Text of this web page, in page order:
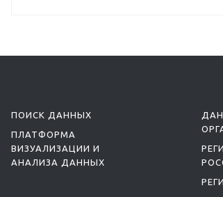
ПОИСК ДАННЫХ
ПЛАТФОРМА
ВИЗУАЛИЗАЦИИ И
АНАЛИЗА ДАННЫХ